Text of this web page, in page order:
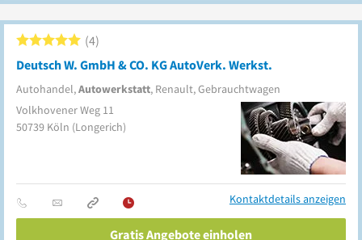
Deutsch W. GmbH & CO. KG AutoVerk. Werkst.
Autohandel,Autowerkstatt, Renault, Gebrauchtwagen
4
Volkhovener Weg 11
50739 Köln (Longerich)
Kontaktdetails anzeigen
Gratis Angebote einholen